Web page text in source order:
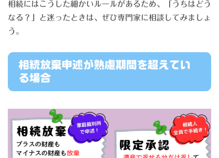
相続にはこうした細かいルールがあるため、「うちはどう
なる？」と迷ったときは、ぜひ専門家に相談してみましょ
う。
相続放棄申述が熟慮期間を超えてい
る場合